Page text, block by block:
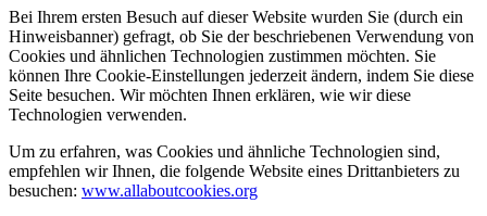
Bei Ihrem ersten Besuch auf dieser Website wurden Sie (durch ein
Hinweisbanner) gefragt, ob Sie der beschriebenen Verwendung von
Cookies und ähnlichen Technologien zustimmen möchten. Sie
können Ihre Cookie-Einstellungen jederzeit ändern, indem Sie diese
Seite besuchen. Wir möchten Ihnen erklären, wie wir diese
Technologien verwenden.
Um zu erfahren, was Cookies und ähnliche Technologien sind,
empfehlen wir Ihnen, die folgende Website eines Drittanbieters zu
besuchen: www.allaboutcookies.org